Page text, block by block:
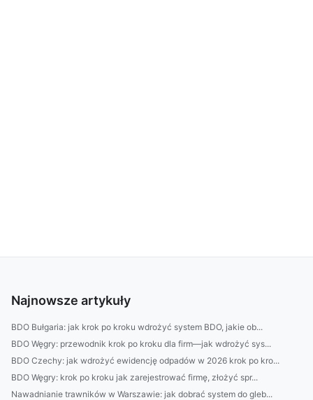
Najnowsze artykuły
BDO Bułgaria: jak krok po kroku wdrożyć system BDO, jakie ob...
BDO Węgry: przewodnik krok po kroku dla firm—jak wdrożyć sys...
BDO Czechy: jak wdrożyć ewidencję odpadów w 2026 krok po kro...
BDO Węgry: krok po kroku jak zarejestrować firmę, złożyć spr...
Nawadnianie trawników w Warszawie: jak dobrać system do gleb...